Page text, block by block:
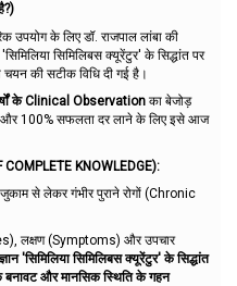
उपयोग के लिए डॉ. राजपाल लांबा की
सिमिलिबस क्यूरेंटुर' के सिद्धांत पर
की सटीक विधि दी गई है।
के Clinical Observation का बेजोड़
और 100% सफलता दर लाने के लिए इसे आज
KNOWLEDGE):
से लेकर गंभीर पुराने रोगों (Chronic
लक्षण (Symptoms) और उपचार
'सिमिलिया सिमिलिबस क्यूरेंटुर' के सिद्धांत
बनावट और मानसिक स्थिति के गहन